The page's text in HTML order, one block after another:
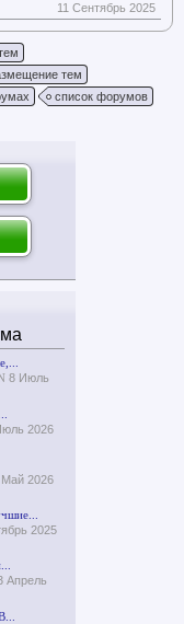
11 Сентябрь 2025
тем
список форумов
8 Июль
2026
Май 2026
2025
Апрель